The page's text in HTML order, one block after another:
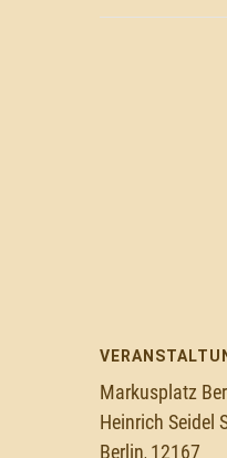
Markusplatz
Heinrich Seidel
Berlin, 12167